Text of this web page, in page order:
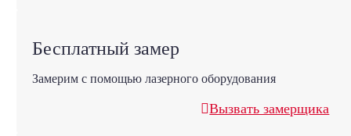
Бесплатный замер
Замерим с помощью лазерного оборудования
Вызвать замерщика